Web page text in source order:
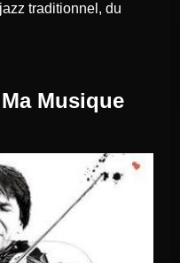
traditionnel, du